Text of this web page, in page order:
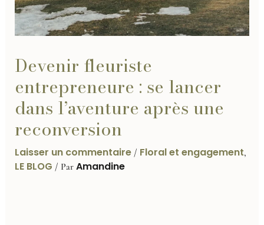
Devenir fleuriste
entrepreneure : se lancer
dans l’aventure après une
reconversion
Laisser un commentaire / Floral et engagement,
LE BLOG / Par Amandine